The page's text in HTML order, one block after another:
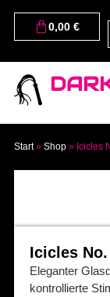
0,00 €
Start» Shop» Icicles
Icicles
Eleganter
kontrollierte